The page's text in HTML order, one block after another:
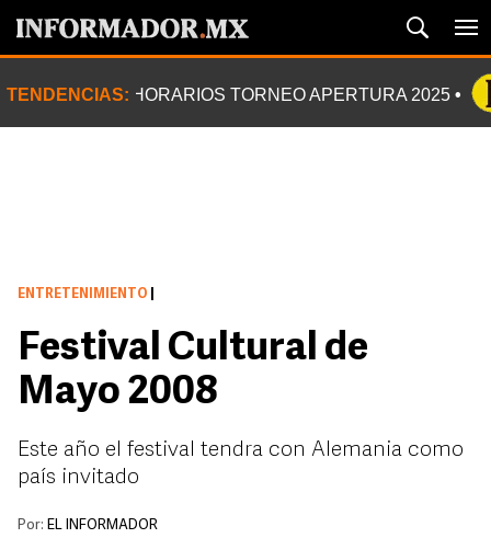
TENDENCIAS: HORARIOS TORNEO APERTURA 2025
ENTRETENIMIENTO
Festival Cultural de
Mayo 2008
Este año el festival tendra con Alemania como
país invitado
Por: EL INFORMADOR